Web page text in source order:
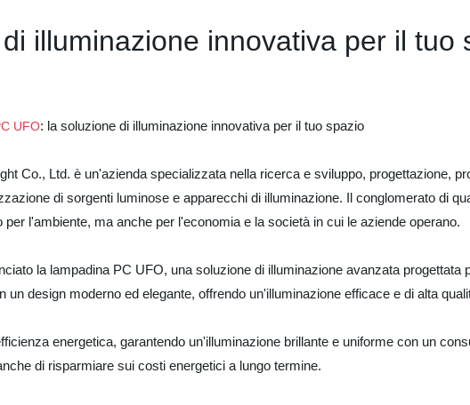
illuminazione innovativa per il tuo
UFO: la soluzione di illuminazione innovativa per il tuo spazio
Co., Ltd. è un'azienda specializzata nella ricerca e sviluppo, progettazione,
di sorgenti luminose e apparecchi di illuminazione. Il conglomerato di
l'ambiente, ma anche per l'economia e la società in cui le aziende operano.
la lampadina PC UFO, una soluzione di illuminazione avanzata progettata
design moderno ed elegante, offrendo un'illuminazione efficace e di alta
energetica, garantendo un'illuminazione brillante e uniforme con un
di risparmiare sui costi energetici a lungo termine.